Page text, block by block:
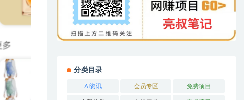
分类目录
AI资讯 会员专区 免费项目